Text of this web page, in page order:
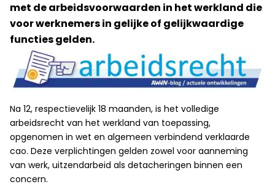
met de arbeidsvoorwaarden in het werkland die
voor werknemers in gelijke of gelijkwaardige
functies gelden.
Na 12, respectievelijk 18 maanden, is het volledige
arbeidsrecht van het werkland van toepassing,
opgenomen in wet en algemeen verbindend verklaarde
cao. Deze verplichtingen gelden zowel voor aanneming
van werk, uitzendarbeid als detacheringen binnen een
concern.